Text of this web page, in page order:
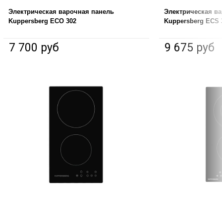
Электрическая варочная панель
Kuppersberg ECO 302
7 700 руб
Электрическая
Kuppersberg ECS
9 675 руб